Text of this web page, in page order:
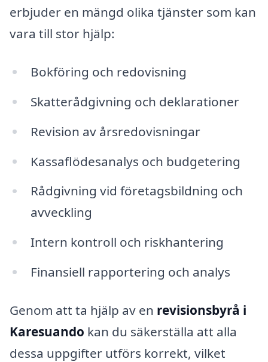
erbjuder en mängd olika tjänster som kan
vara till stor hjälp:
Bokföring och redovisning
Skatterådgivning och deklarationer
Revision av årsredovisningar
Kassaflödesanalys och budgetering
Rådgivning vid företagsbildning och
avveckling
Intern kontroll och riskhantering
Finansiell rapportering och analys
Genom att ta hjälp av en revisionsbyrå i
Karesuando kan du säkerställa att alla
dessa uppgifter utförs korrekt, vilket